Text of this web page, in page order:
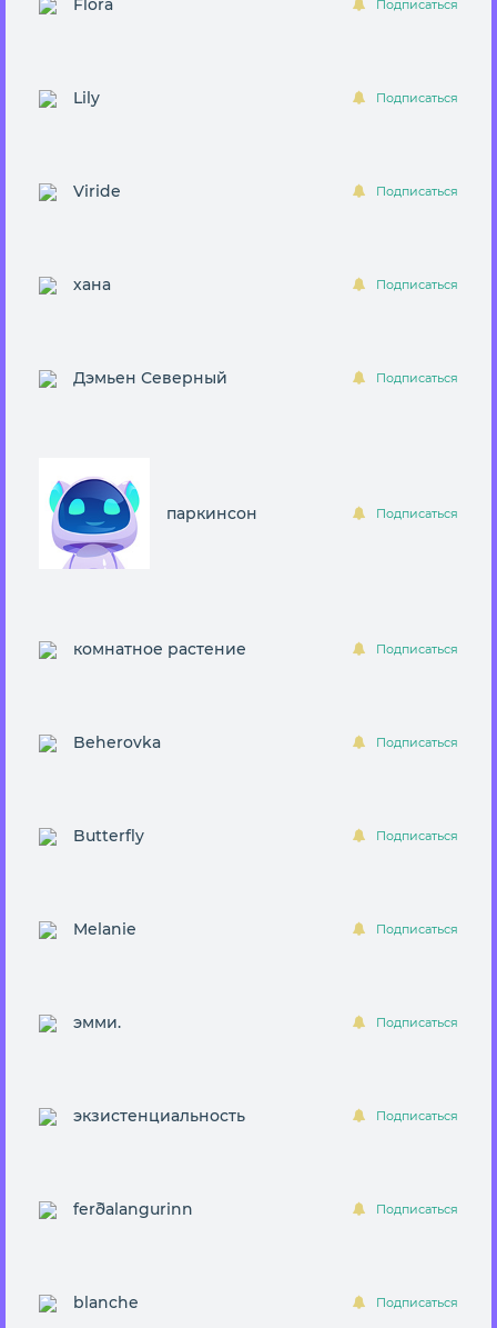
Flora Подписаться
Lily Подписаться
Viride Подписаться
хана Подписаться
Дэмьен Северный Подписаться
паркинсон Подписаться
комнатное растение Подписаться
Beherovka Подписаться
Butterfly Подписаться
Melanie Подписаться
эмми. Подписаться
экзистенциальность Подписаться
ferðalangurinn Подписаться
blanche Подписаться